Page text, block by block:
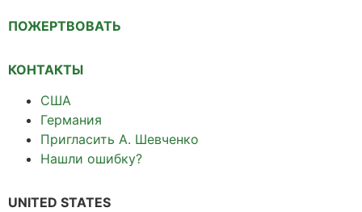
ПОЖЕРТВОВАТЬ
КОНТАКТЫ
США
Германия
Пригласить А. Шевченко
Нашли ошибку?
UNITED STATES